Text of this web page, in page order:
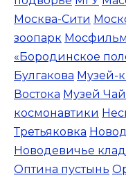
Москва-Сити
зоопарк Мосфильм
«Бородинское
Булгакова Музей-
Востока Музей
космонавтики
Третьяковка
Новодевичье
Оптина пустынь